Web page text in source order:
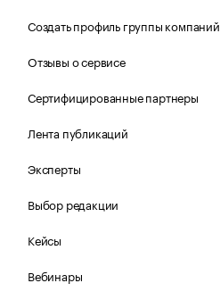
Создать профиль группы компаний
Отзывы о сервисе
Сертифицированные партнеры
Лента публикаций
Эксперты
Выбор редакции
Кейсы
Вебинары